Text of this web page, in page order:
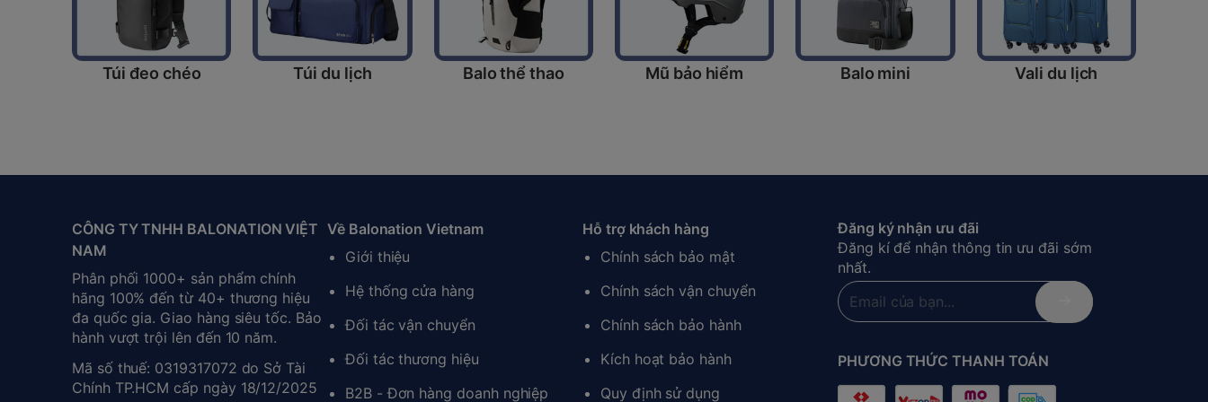
Túi đeo chéo Túi du lịch Balo thể thao Mũ bảo hiểm Balo mini Vali du lịch
CÔNG TY TNHH BALONATION VIỆT
NAM
Phân phối 1000+ sản phẩm chính
hãng 100% đến từ 40+ thương hiệu
đa quốc gia. Giao hàng siêu tốc. Bảo
hành vượt trội lên đến 10 năm.
Mã số thuế: 0319317072 do Sở Tài
Chính TP.HCM cấp ngày 18/12/2025
Về Balonation Vietnam
Giới thiệu
Hệ thống cửa hàng
Đối tác vận chuyển
Đối tác thương hiệu
B2B - Đơn hàng doanh nghiệp
Hỗ trợ khách hàng
Chính sách bảo mật
Chính sách vận chuyển
Chính sách bảo hành
Kích hoạt bảo hành
Quy định sử dụng
Đăng ký nhận ưu đãi
Đăng kí để nhận thông tin ưu đãi sớm
nhất.
PHƯƠNG THỨC THANH TOÁN